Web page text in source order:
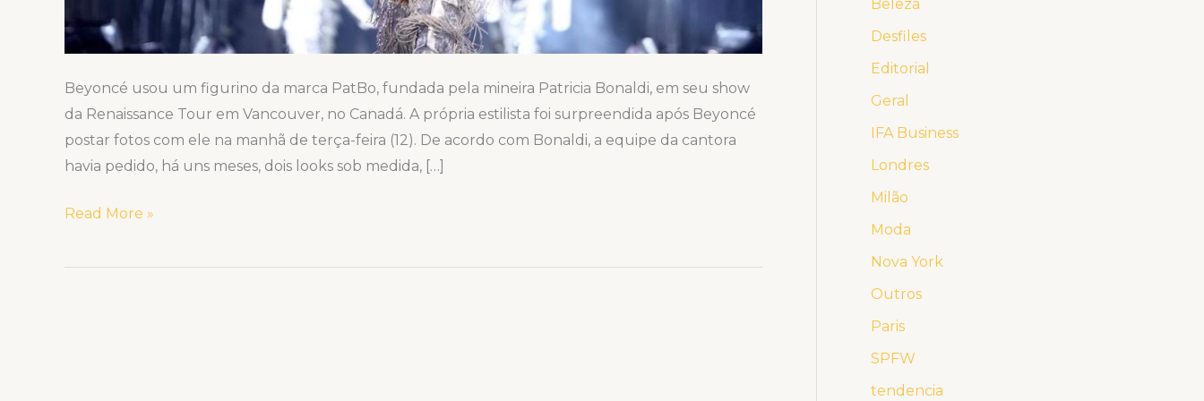
Beyoncé usou um figurino da marca PatBo, fundada pela mineira Patricia Bonaldi, em seu show
da Renaissance Tour em Vancouver, no Canadá. A própria estilista foi surpreendida após Beyoncé
postar fotos com ele na manhã de terça-feira (12). De acordo com Bonaldi, a equipe da cantora
havia pedido, há uns meses, dois looks sob medida, […]
Read More »
Beleza
Desfiles
Editorial
Geral
IFA Business
Londres
Milão
Moda
Nova York
Outros
Paris
SPFW
tendencia